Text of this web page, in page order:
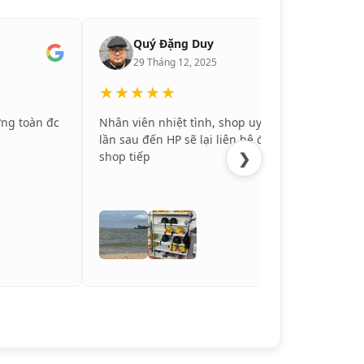
toàn đc
Quý Đặng Duy
29 Tháng 12, 2025
★★★★★
Nhân viên nhiệt tình, shop uy tín,
lần sau đến HP sẽ lại liên hệ đến
shop tiếp
❯